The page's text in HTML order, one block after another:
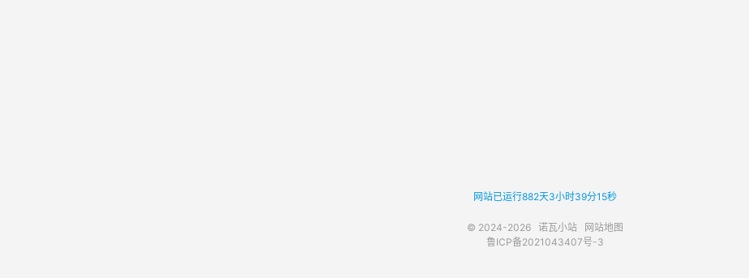
网站已运行882天3小时39分15秒
© 2024-2026 诺瓦小站
网站地图
鲁ICP备2021043407号-3